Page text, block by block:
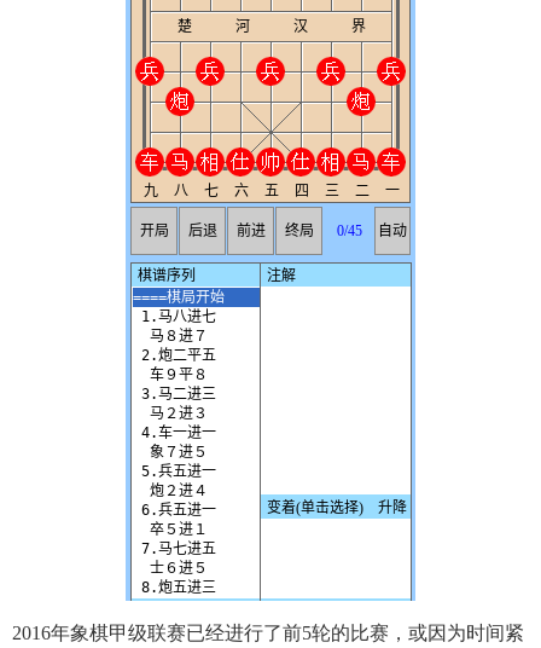
2016年象棋甲级联赛已经进行了前5轮的比赛，或因为时间紧